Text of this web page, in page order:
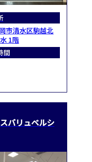
市清水区駒越北
1階
間
バリュベルシ